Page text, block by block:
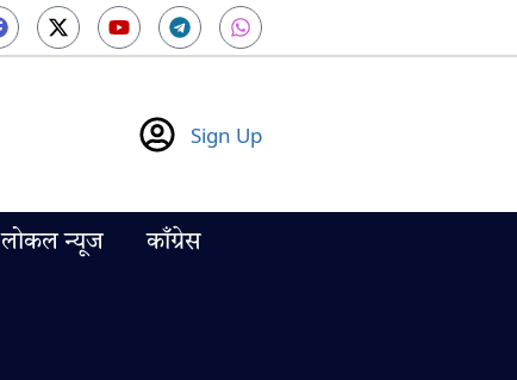
Sign Up
लोकल न्यूज काँग्रेस